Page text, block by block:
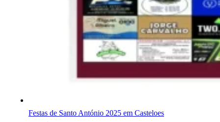
Festas de Santo António 2025 em Casteloes